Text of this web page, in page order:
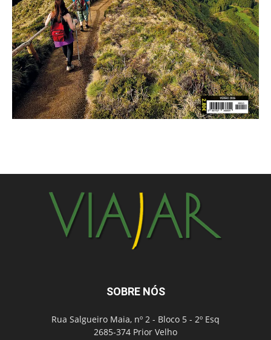
SOBRE NÓS
Rua Salgueiro Maia, nº 2 - Bloco 5 - 2º Esq
2685-374 Prior Velho